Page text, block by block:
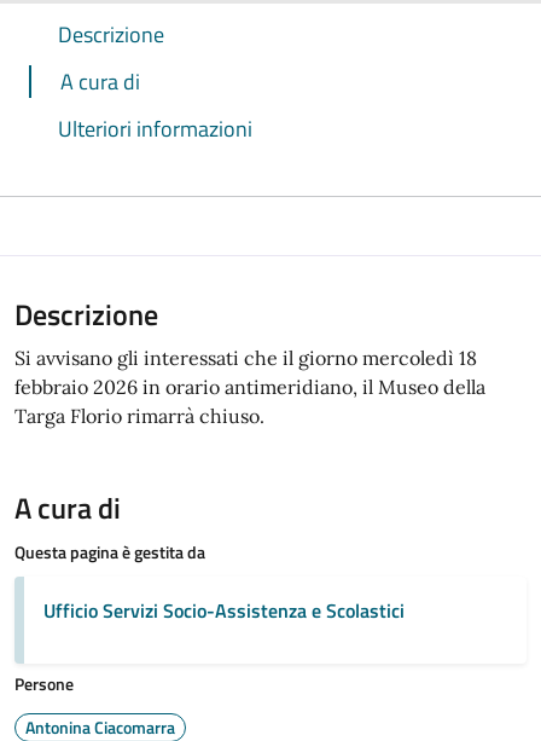
Descrizione
A cura di
Ulteriori informazioni
Descrizione
Si avvisano gli interessati che il giorno mercoledì 18
febbraio 2026 in orario antimeridiano, il Museo della
Targa Florio rimarrà chiuso.
A cura di
Questa pagina è gestita da
Ufficio Servizi Socio-Assistenza e Scolastici
Persone
Antonina Ciacomarra